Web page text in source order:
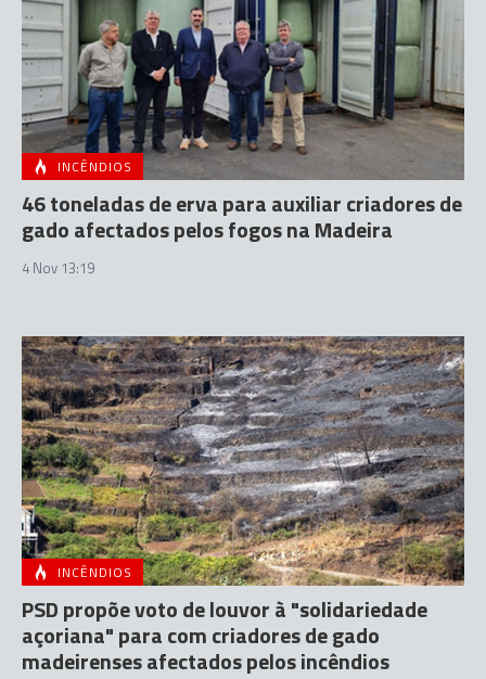
INCÊNDIOS
46 toneladas de erva para auxiliar criadores de
gado afectados pelos fogos na Madeira
4 Nov 13:19
INCÊNDIOS
PSD propõe voto de louvor à "solidariedade
açoriana" para com criadores de gado
madeirenses afectados pelos incêndios